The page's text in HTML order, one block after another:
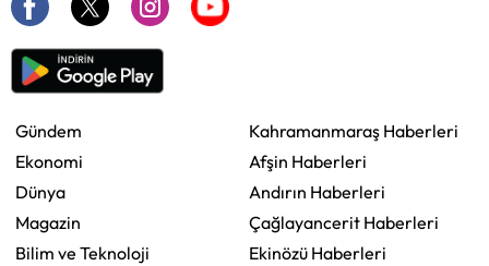
Gündem
Ekonomi
Dünya
Magazin
Bilim ve Teknoloji
Kahramanmaraş Haberleri
Afşin Haberleri
Andırın Haberleri
Çağlayancerit Haberleri
Ekinözü Haberleri